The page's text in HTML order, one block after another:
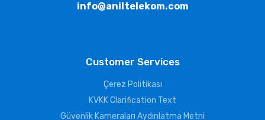
info@aniltelekom.com
Customer Services
Çerez Politikası
KVKK Clarification Text
Güvenlik Kameraları Aydınlatma Metni